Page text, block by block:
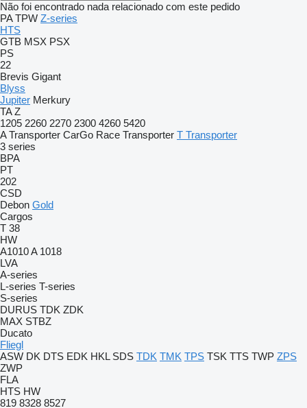
Não foi encontrado nada relacionado com este pedido
PA TPW Z-series
HTS
GTB MSX PSX
PS
22
Brevis Gigant
Blyss
Jupiter Merkury
TA Z
1205 2260 2270 2300 4260 5420
A Transporter CarGo Race Transporter T Transporter
3 series
BPA
PT
202
CSD
Debon Gold
Cargos
T 38
HW
A1010A 1018
LVA
A-series
L-series T-series
S-series
DURUS TDK ZDK
MAX STBZ
Ducato
Fliegl
ASW DK DTS EDK HKL SDS TDK TMK TPS TSK TTS TWP ZPS
ZWP
FLA
HTS HW
819 8328 8527